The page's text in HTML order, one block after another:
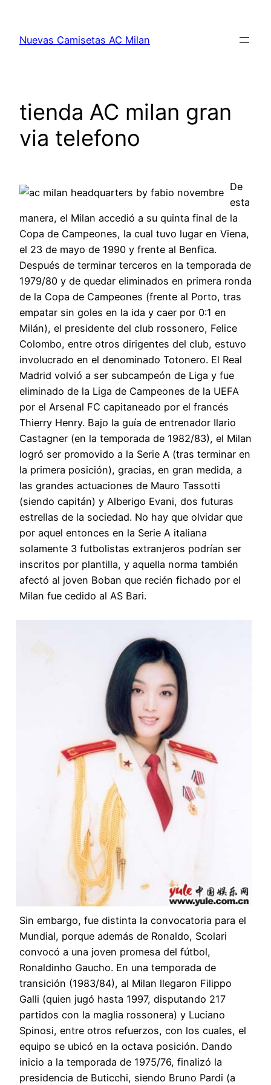
contenido
Nuevas Camisetas AC Milan
tienda AC milan gran
via telefono
De
esta
manera, el Milan accedió a su quinta final de la
Copa de Campeones, la cual tuvo lugar en Viena,
el 23 de mayo de 1990 y frente al Benfica.
Después de terminar terceros en la temporada de
1979/80 y de quedar eliminados en primera ronda
de la Copa de Campeones (frente al Porto, tras
empatar sin goles en la ida y caer por 0:1 en
Milán), el presidente del club rossonero, Felice
Colombo, entre otros dirigentes del club, estuvo
involucrado en el denominado Totonero. El Real
Madrid volvió a ser subcampeón de Liga y fue
eliminado de la Liga de Campeones de la UEFA
por el Arsenal FC capitaneado por el francés
Thierry Henry. Bajo la guía de entrenador Ilario
Castagner (en la temporada de 1982/83), el Milan
logró ser promovido a la Serie A (tras terminar en
la primera posición), gracias, en gran medida, a
las grandes actuaciones de Mauro Tassotti
(siendo capitán) y Alberigo Evani, dos futuras
estrellas de la sociedad. No hay que olvidar que
por aquel entonces en la Serie A italiana
solamente 3 futbolistas extranjeros podrían ser
inscritos por plantilla, y aquella norma también
afectó al joven Boban que recién fichado por el
Milan fue cedido al AS Bari.
Sin embargo, fue distinta la convocatoria para el
Mundial, porque además de Ronaldo, Scolari
convocó a una joven promesa del fútbol,
Ronaldinho Gaucho. En una temporada de
transición (1983/84), al Milan llegaron Filippo
Galli (quien jugó hasta 1997, disputando 217
partidos con la maglia rossonera) y Luciano
Spinosi, entre otros refuerzos, con los cuales, el
equipo se ubicó en la octava posición. Dando
inicio a la temporada de 1975/76, finalizó la
presidencia de Buticchi, siendo Bruno Pardi (a